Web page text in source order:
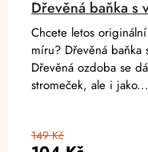
Dřevěná baňka s
149 Kč
Chcete letos
míru? Dřevěná
Dřevěná ozdoba se
stromeček, ale i jako...